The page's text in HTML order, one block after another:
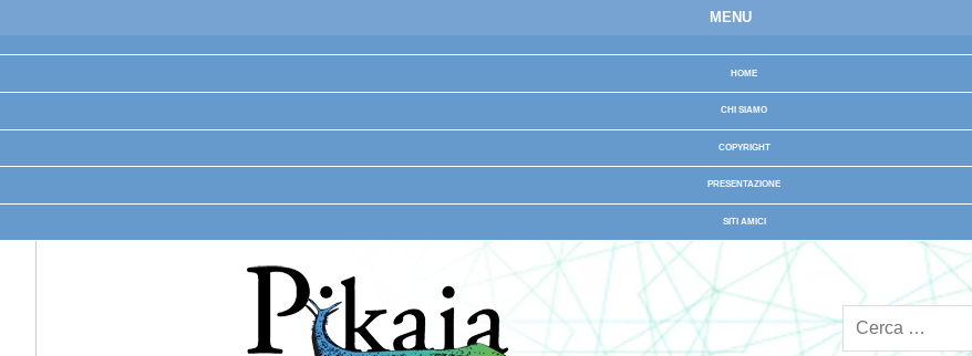
MENU
HOME
CHI SIAMO
COPYRIGHT
PRESENTAZIONE
SITI AMICI